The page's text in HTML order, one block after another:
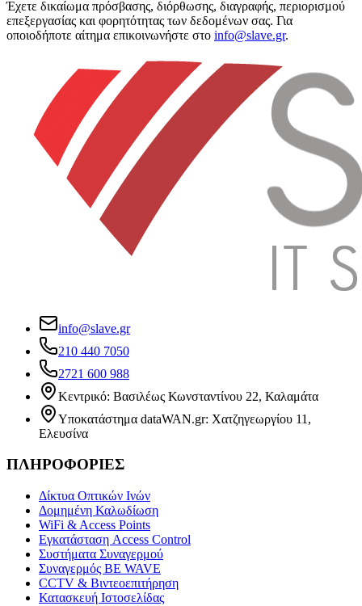
Έχετε δικαίωμα πρόσβασης, διόρθωσης, διαγραφής, περιορισμού
επεξεργασίας και φορητότητας των δεδομένων σας. Για
οποιοδήποτε αίτημα επικοινωνήστε στο info@slave.gr.
info@slave.gr
210 440 7050
2721 600 988
Κεντρικό: Βασιλέως Κωνσταντίνου 22, Καλαμάτα
Υποκατάστημα dataWAN.gr: Χατζηγεωργίου 11,
Ελευσίνα
ΠΛΗΡΟΦΟΡΙΕΣ
Δίκτυα Οπτικών Ινών
Δομημένη Καλωδίωση
WiFi & Access Points
Εγκατάσταση Access Control
Συστήματα Συναγερμού
Συναγερμός BE WAVE
CCTV & Βιντεοεπιτήρηση
Κατασκευή Ιστοσελίδας